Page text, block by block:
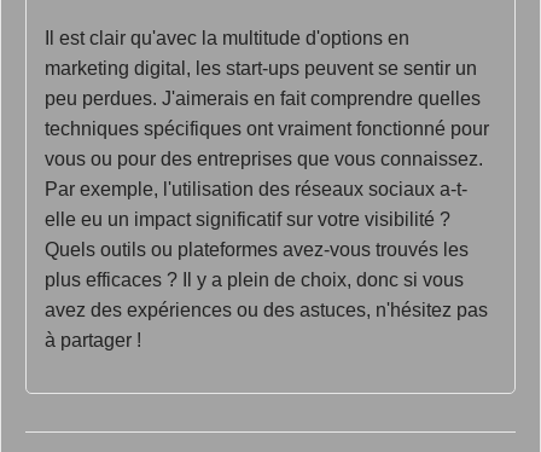
Il est clair qu'avec la multitude d'options en
marketing digital, les start-ups peuvent se sentir un
peu perdues. J'aimerais en fait comprendre quelles
techniques spécifiques ont vraiment fonctionné pour
vous ou pour des entreprises que vous connaissez.
Par exemple, l'utilisation des réseaux sociaux a-t-
elle eu un impact significatif sur votre visibilité ?
Quels outils ou plateformes avez-vous trouvés les
plus efficaces ? Il y a plein de choix, donc si vous
avez des expériences ou des astuces, n'hésitez pas
à partager !